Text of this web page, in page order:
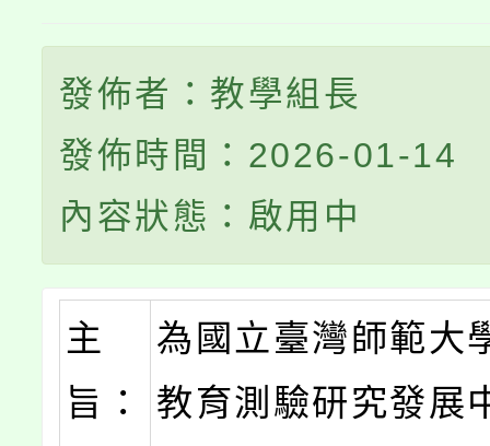
發佈者：教學組長
發佈時間：2026-01-14
內容狀態：啟用中
主
旨：
為國立臺灣師範大
教育測驗研究發展